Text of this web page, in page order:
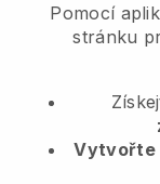
Pomocí
stránku
Vytvořte